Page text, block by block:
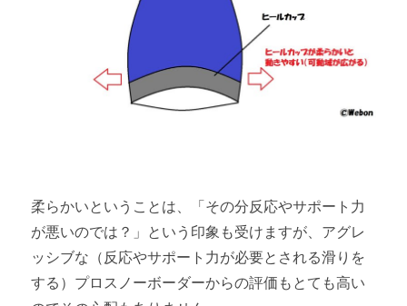
柔らかいということは、「その分反応やサポート力
が悪いのでは？」という印象も受けますが、アグレ
ッシブな（反応やサポート力が必要とされる滑りを
する）プロスノーボーダーからの評価もとても高い